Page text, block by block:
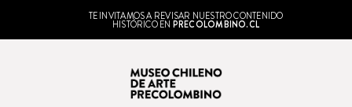
TE INVITAMOS A REVISAR NUESTRO CONTENIDO
HISTÓRICO EN PRECOLOMBINO.CL